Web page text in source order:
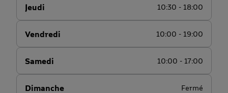
Jeudi 10:30 - 18:00
Vendredi 10:00 - 19:00
Samedi 10:00 - 17:00
Dimanche Fermé